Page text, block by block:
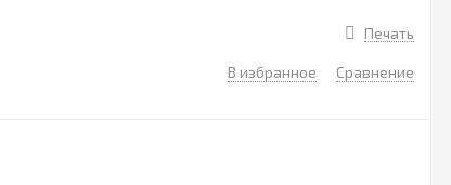
Печать
В избранное Сравнение